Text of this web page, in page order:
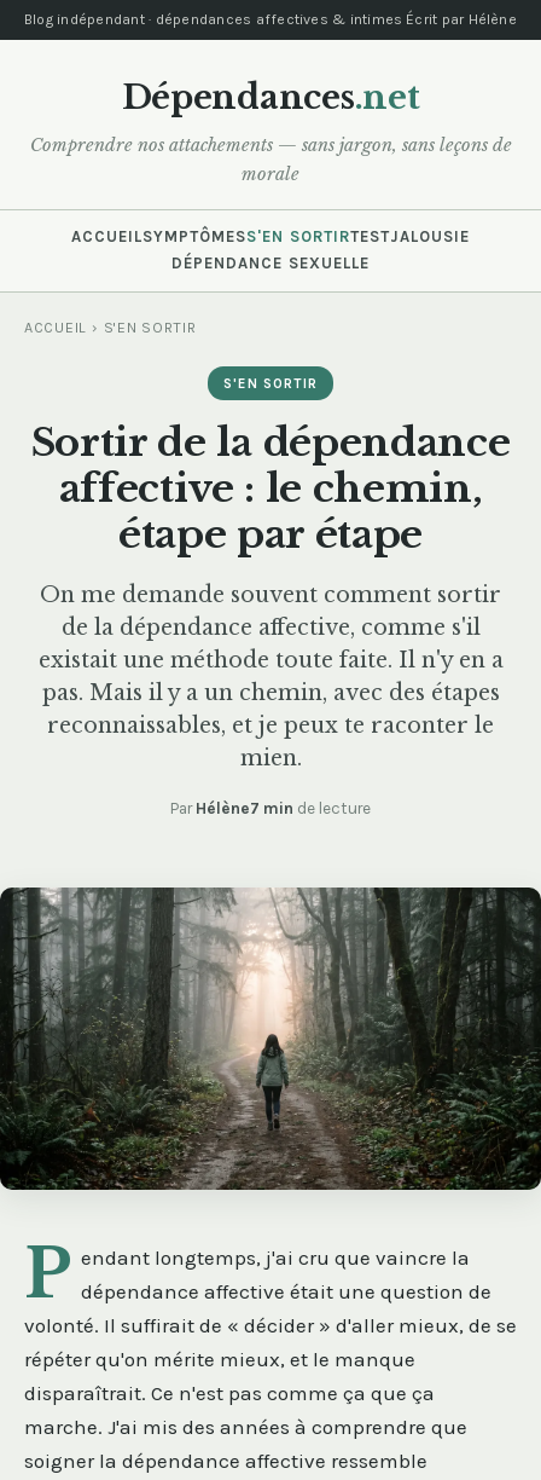
Blog indépendant · dépendances affectives & intimes Écrit par Hélène
Dépendances.net
Comprendre nos attachements — sans jargon, sans leçons de
morale
ACCUEILSYMPTÔMESS'EN SORTIRTESTJALOUSIE
DÉPENDANCE SEXUELLE
ACCUEIL › S'EN SORTIR
S'EN SORTIR
Sortir de la dépendance
affective : le chemin,
étape par étape
On me demande souvent comment sortir
de la dépendance affective, comme s'il
existait une méthode toute faite. Il n'y en a
pas. Mais il y a un chemin, avec des étapes
reconnaissables, et je peux te raconter le
mien.
Par Hélène7 min de lecture
P endant longtemps, j'ai cru que vaincre la
dépendance affective était une question de
volonté. Il suffirait de « décider » d'aller mieux, de se
répéter qu'on mérite mieux, et le manque
disparaîtrait. Ce n'est pas comme ça que ça
marche. J'ai mis des années à comprendre que
soigner la dépendance affective ressemble